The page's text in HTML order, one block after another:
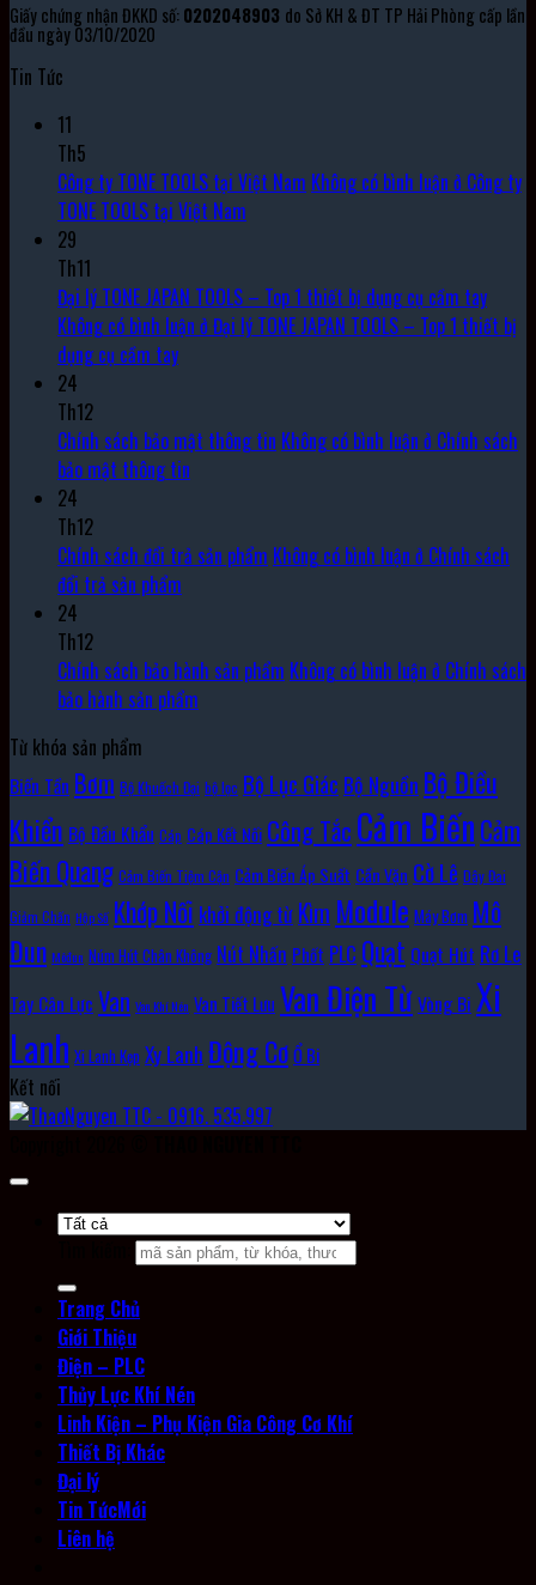
Giấy chứng nhận ĐKKD số:0202048903 do Sở KH & ĐT TP Hải Phòng cấp lần
đầu ngày 03/10/2020
Tin Tức
11
Th5
Công ty TONE TOOLS tại Việt Nam Không có bình luận ở Công ty
TONE TOOLS tại Việt Nam
29
Th11
Đại lý TONE JAPAN TOOLS – Top 1 thiết bị dụng cụ cầm tay
Không có bình luận ở Đại lý TONE JAPAN TOOLS – Top 1 thiết bị
dụng cụ cầm tay
24
Th12
Chính sách bảo mật thông tin Không có bình luận ở Chính sách
bảo mật thông tin
24
Th12
Chính sách đổi trả sản phẩm Không có bình luận ở Chính sách
đổi trả sản phẩm
24
Th12
Chính sách bảo hành sản phẩm Không có bình luận ở Chính sách
bảo hành sản phẩm
Từ khóa sản phẩm
Biến Tần Bơm Bộ Khuếch Đại bộ lọc Bộ Lục Giác Bộ Nguồn Bộ Điều
Khiển Bộ Đầu Khẩu Cáp Cáp Kết Nối Công TắcCảm BiếnCảm
Biến Quang Cảm Biến Tiệm Cận Cảm Biến Áp Suất Cần Vặn Cờ Lê Dây Đai
Giảm Chấn Hộp Số Khớp Nối khởi động từ Kìm Module Máy Bơm Mô
Đun Môđun Núm Hút Chân Không Nút Nhấn Phốt PLC Quạt Quạt Hút Rơ Le
Tay Cân Lực Van Van Khí Nén Van Tiết Lưu Van Điện TừVòng Bi Xi
Lanh Xi Lanh Kẹp Xy LanhĐộng CơỔ Bi
Kết nối
Trang Chủ
Giới Thiệu
Điện – PLC
Thủy Lực Khí Nén
Linh Kiện – Phụ Kiện Gia Công Cơ Khí
Thiết Bị Khác
Đại lý
Tin Tức
Liên hệ